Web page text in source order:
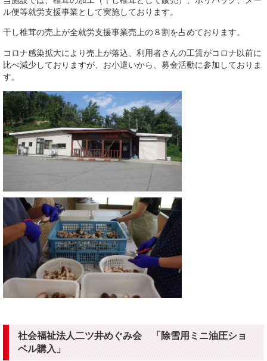
ル便等就労支援事業として実施しております。
干し椎茸の売上が全就労支援事業売上の８割を占めております。
コロナ感染拡大により売上が落込、利用者さんの工賃がコロナ以前に
比べ減少しておりますが、お小遣いから、募金活動に参加しておりま
す。
社会福祉法人二ツ井めぐみ会 「除雪用ミニ油圧ショ
ベル購入」